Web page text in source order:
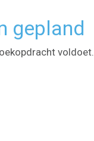
gepland
voldoet.